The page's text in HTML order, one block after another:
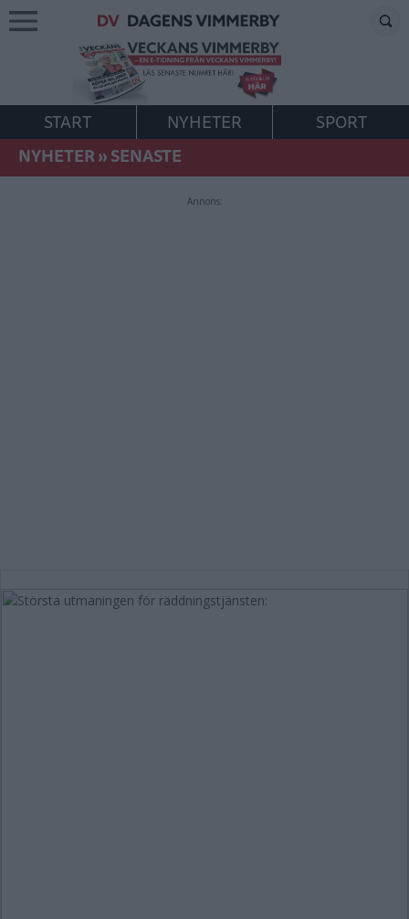
START NYHETER
SPORT
NYHETER»SENASTE
Annons: